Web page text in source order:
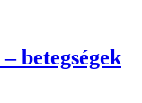
betegségek